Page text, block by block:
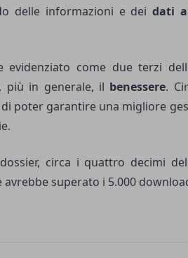
delle informazioni e deidati
evidenziato come due terzi
in generale, il benessere.
poter garantire una migliore
circa i quattro decimi
avrebbe superato i 5.000